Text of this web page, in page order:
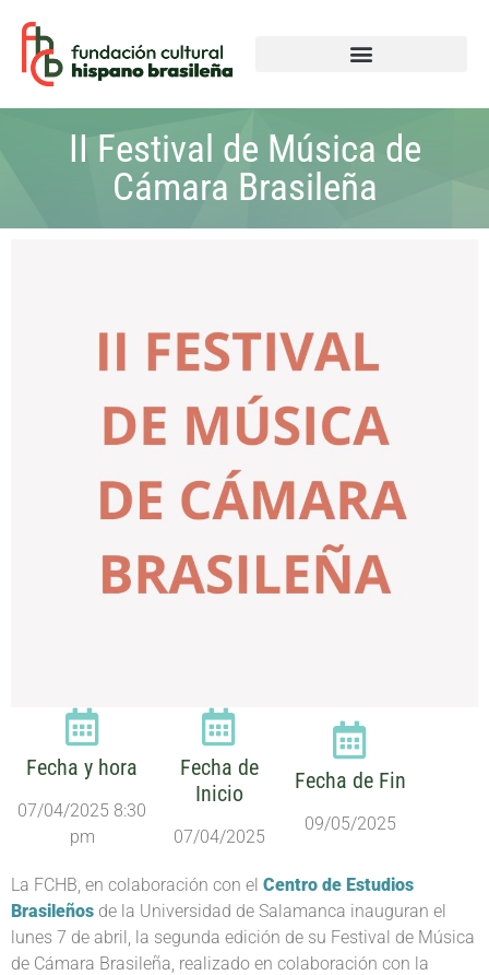
II Festival de Música de
Cámara Brasileña
Fecha y hora
07/04/2025 8:30
pm
Fecha de
Inicio
07/04/2025
Fecha de Fin
09/05/2025
La FCHB, en colaboración con el Centro de Estudios
Brasileños de la Universidad de Salamanca inauguran el
lunes 7 de abril, la segunda edición de su Festival de Música
de Cámara Brasileña, realizado en colaboración con la